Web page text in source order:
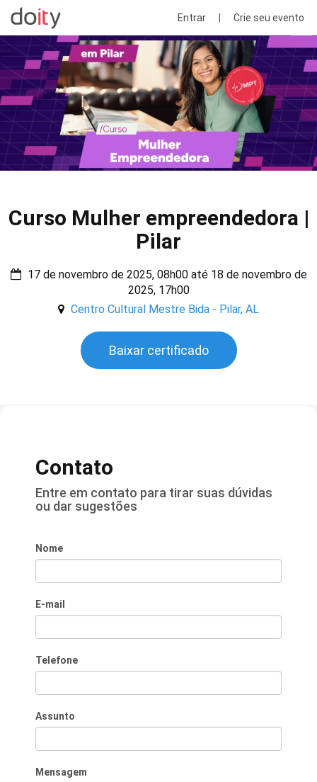
Entrar Crie seu evento
Curso Mulher empreendedora |
Pilar
17 de novembro de 2025, 08h00 até 18 de novembro de
2025, 17h00
Centro Cultural Mestre Bida - Pilar, AL
Baixar certificado
Contato
Entre em contato para tirar suas dúvidas
ou dar sugestões
Nome
E-mail
Telefone
Assunto
Mensagem